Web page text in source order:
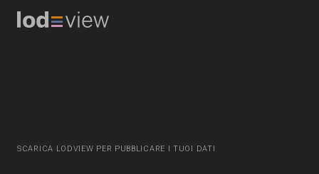
SCARICA LODVIEW PER PUBBLICARE I TUOI DATI